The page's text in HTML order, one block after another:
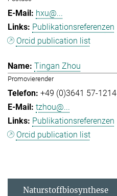
hxu@...
Publikationsreferenzen
Orcid publication list
Tingan Zhou
Promovierender
+49 (0)3641 57-1214
tzhou@...
Publikationsreferenzen
Orcid publication list
Naturstoffbiosynthese